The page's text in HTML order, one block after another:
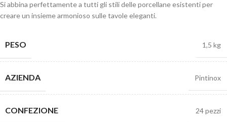
Si abbina perfettamente a tutti gli stili delle porcellane esistenti per
creare un insieme armonioso sulle tavole eleganti.
PESO 1,5 kg
AZIENDA Pintinox
CONFEZIONE 24 pezzi